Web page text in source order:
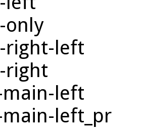
only
right-left
right
left
left_pr